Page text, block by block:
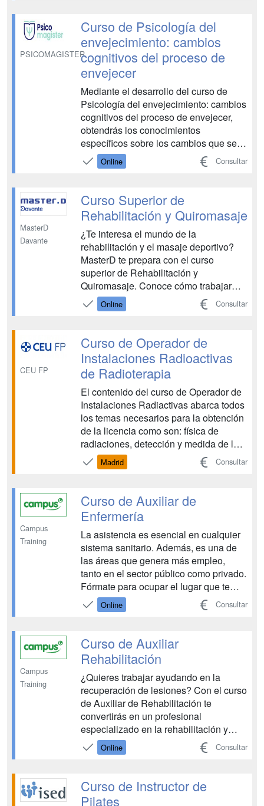
PSICOMAGISTER
Curso de Psicología del
envejecimiento: cambios
cognitivos del proceso de
envejecer
Mediante el desarrollo del curso de
Psicología del envejecimiento: cambios
cognitivos del proceso de envejecer,
obtendrás los conocimientos
específicos sobre los cambios que se
dan en la etapa de la vejez del ciclo
vital. Desde PSICOMAGISTER te
de calidad, práctica y avalada por
organismos públicos y universidad...
Online Consultar
MasterD
Davante
Curso Superior de
Rehabilitación y Quiromasaje
¿Te interesa el mundo de la
rehabilitación y el masaje deportivo?
MasterD te prepara con el curso
superior de Rehabilitación y
Quiromasaje. Conoce cómo trabajar
junto con fisioterapeutas, las patologías
que se pueden tratar desde la disciplina
...
Online Consultar
CEU FP
Curso de Operador de
Instalaciones Radioactivas
de Radioterapia
El contenido del curso de Operador de
Instalaciones Radiactivas abarca todos
los temas necesarios para la obtención
de la licencia como son: física de
radiaciones, detección y medida de la
radiación, efectos biológicos de las
radiaciones ionizantes, protección
dosis, gestión de residuos y transporte
de material...
Madrid Consultar
Campus
Training
Curso de Auxiliar de
Enfermería
La asistencia es esencial en cualquier
sistema sanitario. Además, es una de
las áreas que genera más empleo,
tanto en el sector público como privado.
Fórmate para ocupar el lugar que te
corresponde y desarrollar funciones
imprescindibles. Campus Training te
a este sector profesional con el curso
de Auxilia...
Online Consultar
Campus
Training
Curso de Auxiliar
Rehabilitación
¿Quieres trabajar ayudando en la
recuperación de lesiones? Con el curso
de Auxiliar de Rehabilitación te
convertirás en un profesional
especializado en la rehabilitación y
tratamiento de lesiones musculares. El
curso de Auxiliar de Rehabilitación de
desarrolles tu trabajo diario dando
apoyo a los fisioterapeu...
Online Consultar
Curso de Instructor de
Pilates